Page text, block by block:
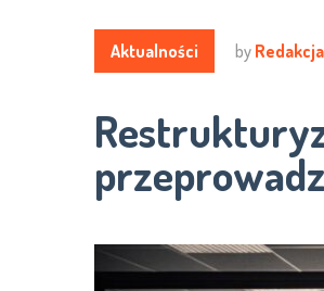
Aktualności by Redakcja